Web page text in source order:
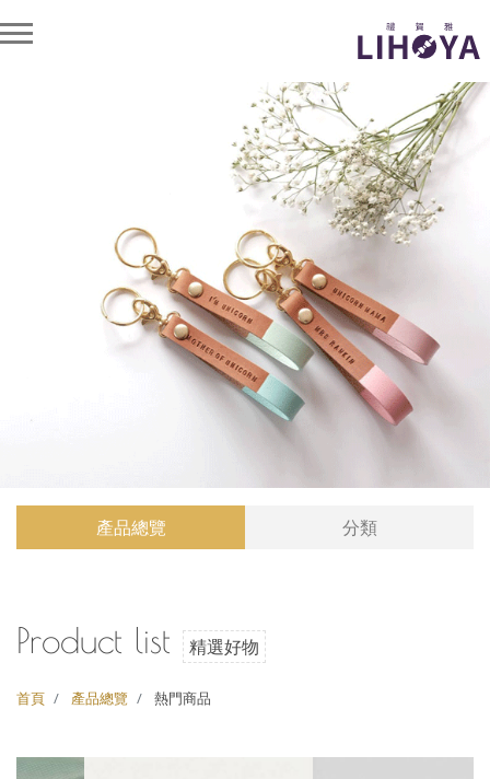
產品總覽 分類
Product list 精選好物
首頁 產品總覽 熱門商品